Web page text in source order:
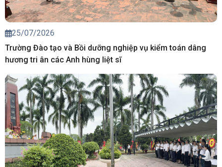
25/07/2026
Trường Đào tạo và Bồi dưỡng nghiệp vụ kiểm toán dâng
hương tri ân các Anh hùng liệt sĩ